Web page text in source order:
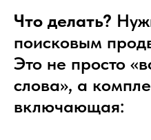
Что делать?
поисковым
Это не просто
слова», а
включающая: